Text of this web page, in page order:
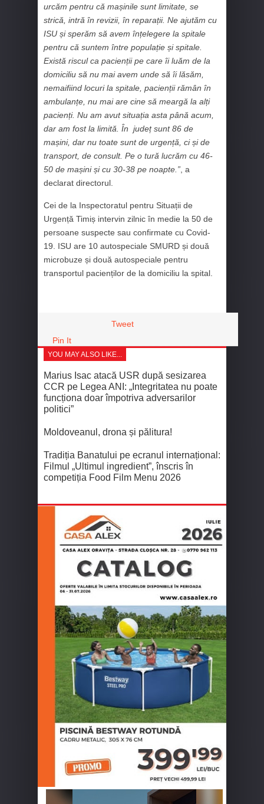
urcăm pentru că mașinile sunt limitate, se
strică, intră în revizii, în reparații. Ne ajutăm cu
ISU și sperăm să avem înțelegere la spitale
pentru că suntem între populație și spitale.
Există riscul ca pacienții pe care îi luăm de la
domiciliu să nu mai avem unde să îi lăsăm,
nemaifiind locuri la spitale, pacienții rămân în
ambulanțe, nu mai are cine să meargă la alți
pacienți. Nu am avut situația asta până acum,
dar am fost la limită. În județ sunt 86 de
mașini, dar nu toate sunt de urgență, ci și de
transport, de consult. Pe o tură lucrăm cu 46-
50 de mașini și cu 30-38 pe noapte.” , a
declarat directorul.
Cei de la Inspectoratul pentru Situații de
Urgență Timiș intervin zilnic în medie la 50 de
persoane suspecte sau confirmate cu Covid-
19. ISU are 10 autospeciale SMURD și două
microbuze și două autospeciale pentru
transportul pacienților de la domiciliu la spital.
Tweet
Pin It
YOU MAY ALSO LIKE...
Marius Isac atacă USR după sesizarea
CCR pe Legea ANI: „Integritatea nu poate
funcționa doar împotriva adversarilor
politici”
Moldoveanul, drona și pălitura!
Tradiția Banatului pe ecranul internațional:
Filmul „Ultimul ingredient”, înscris în
competiția Food Film Menu 2026